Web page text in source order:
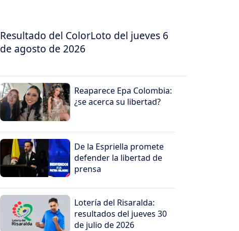
Resultado del ColorLoto del jueves 6
de agosto de 2026
Reaparece Epa Colombia:
¿se acerca su libertad?
De la Espriella promete
defender la libertad de
prensa
Lotería del Risaralda:
resultados del jueves 30
de julio de 2026